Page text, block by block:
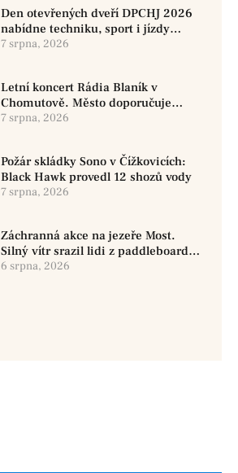
Den otevřených dveří DPCHJ 2026
nabídne techniku, sport i jízdy
historickými vozy
7 srpna, 2026
Letní koncert Rádia Blaník v
Chomutově. Město doporučuje
využít MHD
7 srpna, 2026
Požár skládky Sono v Čížkovicích:
Black Hawk provedl 12 shozů vody
7 srpna, 2026
Záchranná akce na jezeře Most.
Silný vítr srazil lidi z paddleboardů,
dvě osoby se pohřešují
6 srpna, 2026